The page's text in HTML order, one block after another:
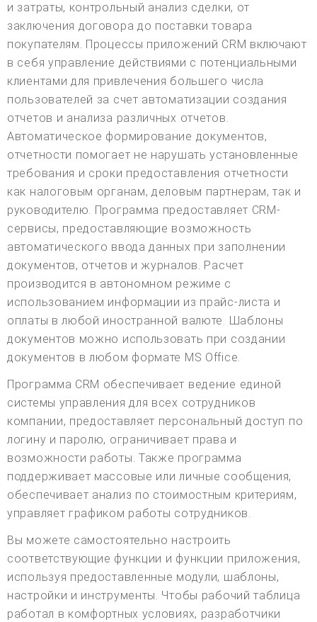
и затраты, контрольный анализ сделки, от
заключения договора до поставки товара
покупателям. Процессы приложений CRM включают
в себя управление действиями с потенциальными
клиентами для привлечения большего числа
пользователей за счет автоматизации создания
отчетов и анализа различных отчетов.
Автоматическое формирование документов,
отчетности помогает не нарушать установленные
требования и сроки предоставления отчетности
как налоговым органам, деловым партнерам, так и
руководителю. Программа предоставляет CRM-
сервисы, предоставляющие возможность
автоматического ввода данных при заполнении
документов, отчетов и журналов. Расчет
производится в автономном режиме с
использованием информации из прайс-листа и
оплаты в любой иностранной валюте. Шаблоны
документов можно использовать при создании
документов в любом формате MS Office.
Программа CRM обеспечивает ведение единой
системы управления для всех сотрудников
компании, предоставляет персональный доступ по
логину и паролю, ограничивает права и
возможности работы. Также программа
поддерживает массовые или личные сообщения,
обеспечивает анализ по стоимостным критериям,
управляет графиком работы сотрудников.
Вы можете самостоятельно настроить
соответствующие функции и функции приложения,
используя предоставленные модули, шаблоны,
настройки и инструменты. Чтобы рабочий таблица
работал в комфортных условиях, разработчики